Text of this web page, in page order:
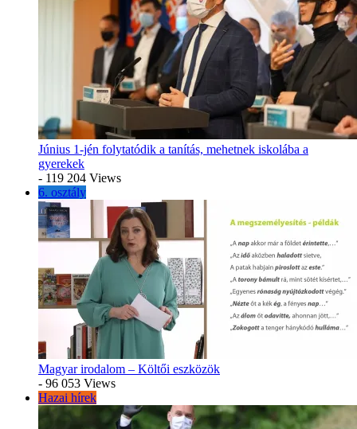
Június 1-jén folytatódik a tanítás, mehetnek iskolába a
gyerekek
- 119 204 Views
6. osztály
Magyar irodalom – Költői eszközök
- 96 053 Views
Hazai hírek